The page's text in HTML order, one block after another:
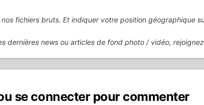
nos fichiers bruts. Et indiquer votre position géographique
dernières news ou articles de fond photo / vidéo,
se connecter pour commenter